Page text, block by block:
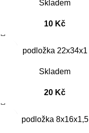
Skladem
10 Kč
podložka 22x34x1
Skladem
20 Kč
podložka 8x16x1,5